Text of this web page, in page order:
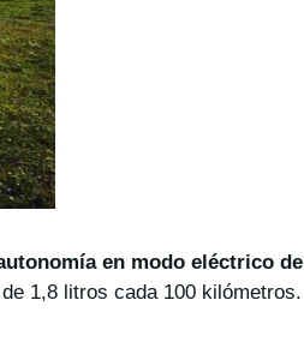
en modo eléctrico de
1,8 litros cada 100 kilómetros.